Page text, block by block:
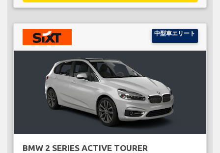
中型車エリート
BMW 2 SERIES ACTIVE TOURER